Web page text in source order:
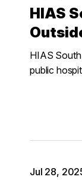
HIAS
HIAS
public
Jul 28,